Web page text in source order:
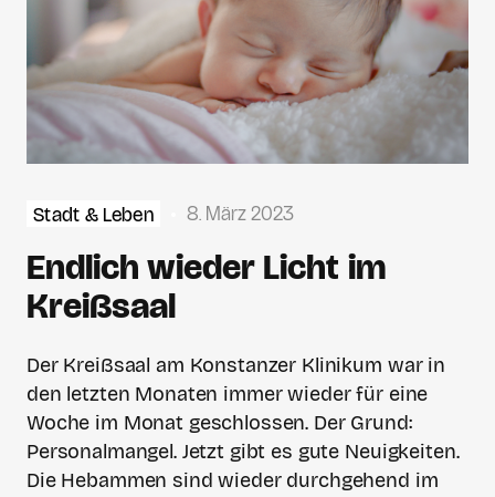
Stadt & Leben 8. März 2023
Endlich wieder Licht im
Kreißsaal
Der Kreißsaal am Konstanzer Klinikum war in
den letzten Monaten immer wieder für eine
Woche im Monat geschlossen. Der Grund:
Personalmangel. Jetzt gibt es gute Neuigkeiten.
Die Hebammen sind wieder durchgehend im